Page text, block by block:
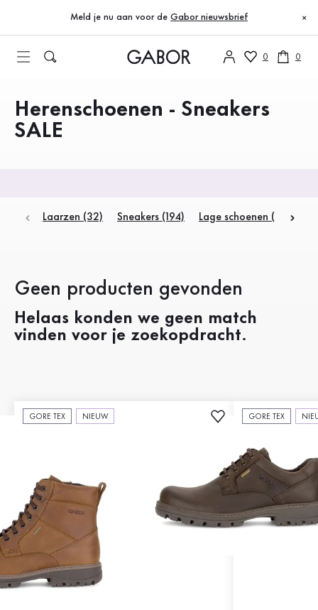
Naar de hoofdinhoud
Naar de inhoudsopgave
Naar de hoofdnavigatie
Meld je nu aan voor de Gabor nieuwsbrief ×
0 0
Producten
Herenschoenen - Sneakers
SALE
Laarzen (32) Sneakers (194) Lage schoenen (6)
Geen producten gevonden
Helaas konden we geen match
vinden voor je zoekopdracht.
GORE TEX NIEUW GORE TEX